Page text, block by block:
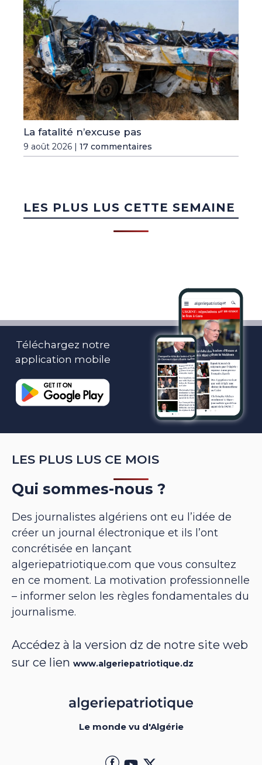
La fatalité n’excuse pas
9 août 2026 | 17 commentaires
LES PLUS LUS CETTE SEMAINE
Téléchargez notre
application mobile
LES PLUS LUS CE MOIS
Qui sommes-nous ?
Des journalistes algériens ont eu l’idée de
créer un journal électronique et ils l’ont
concrétisée en lançant
algeriepatriotique.com que vous consultez
en ce moment. La motivation professionnelle
– informer selon les règles fondamentales du
journalisme.
Accédez à la version dz de notre site web
sur ce lien www.algeriepatriotique.dz
Le monde vu d'Algérie